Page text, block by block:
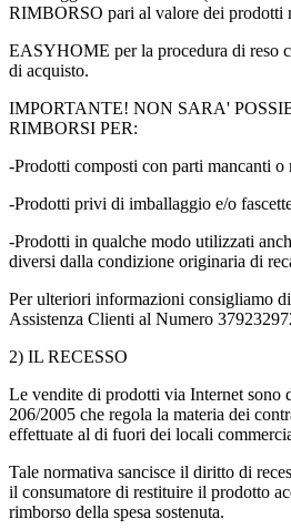
RIMBORSO pari al valore dei prodotti
EASYHOME per la procedura di reso
di acquisto.
IMPORTANTE! NON SARA'
RIMBORSI PER:
-Prodotti composti con parti mancanti o
-Prodotti privi di imballaggio e/o
-Prodotti in qualche modo utilizzati
diversi dalla condizione originaria di
Per ulteriori informazioni consigliamo
Assistenza Clienti al Numero
2) IL RECESSO
Le vendite di prodotti via Internet sono
206/2005 che regola la materia dei
effettuate al di fuori dei locali
Tale normativa sancisce il diritto di
il consumatore di restituire il prodotto
rimborso della spesa sostenuta.